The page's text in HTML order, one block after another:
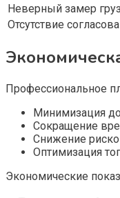
Неверный замер
Отсутствие
Профессиональное
Минимизация
Сокращение
Снижение
Оптимизация
Экономические